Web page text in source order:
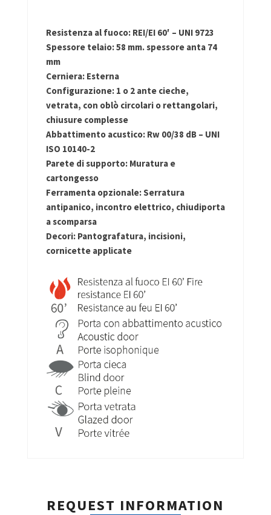
Resistenza al fuoco: REI/EI 60′ – UNI 9723
Spessore telaio: 58 mm. spessore anta 74
mm
Cerniera: Esterna
Configurazione: 1 o 2 ante cieche,
vetrata, con oblò circolari o rettangolari,
chiusure complesse
Abbattimento acustico: Rw 00/38 dB – UNI
ISO 10140-2
Parete di supporto: Muratura e
cartongesso
Ferramenta opzionale: Serratura
antipanico, incontro elettrico, chiudiporta
a scomparsa
Decori: Pantografatura, incisioni,
cornicette applicate
REQUEST INFORMATION